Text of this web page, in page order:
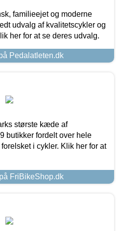
familieejet og moderne
udvalg af kvalitetscykler og
her for at se deres udvalg.
Pedalatleten.dk
største kæde af
butikker fordelt over hele
i cykler. Klik her for at
FriBikeShop.dk